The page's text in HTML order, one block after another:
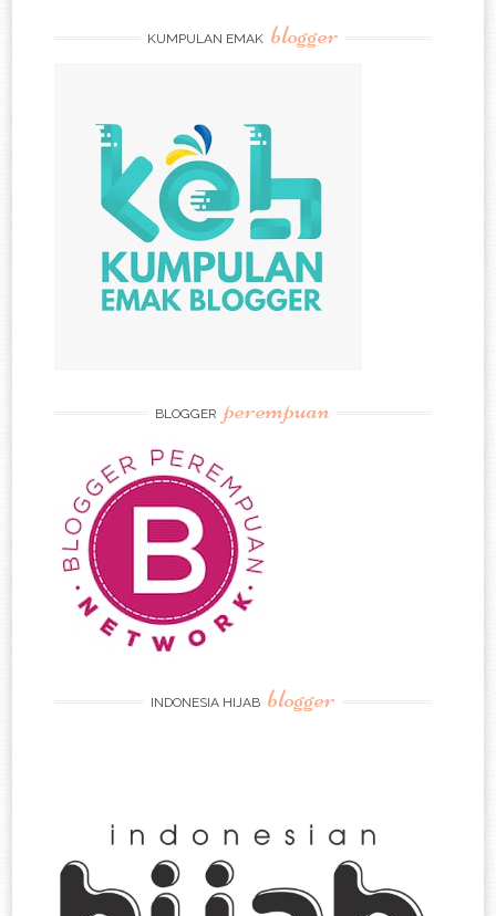
KUMPULAN EMAK blogger
BLOGGER perempuan
INDONESIA HIJAB blogger